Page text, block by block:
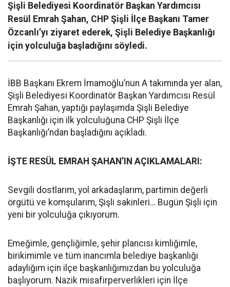
Şişli Belediyesi Koordinatör Başkan Yardımcısı
Resül Emrah Şahan, CHP Şişli İlçe Başkanı Tamer
Özcanlı’yı ziyaret ederek, Şişli Belediye Başkanlığı
için yolculuğa başladığını söyledi.
İBB Başkanı Ekrem İmamoğlu’nun A takımında yer alan,
Şişli Belediyesi Koordinatör Başkan Yardımcısı Resül
Emrah Şahan, yaptığı paylaşımda Şişli Belediye
Başkanlığı için ilk yolculuğuna CHP Şişli İlçe
Başkanlığı’ndan başladığını açıkladı.
İŞTE RESÜL EMRAH ŞAHAN’IN AÇIKLAMALARI:
Sevgili dostlarım, yol arkadaşlarım, partimin değerli
örgütü ve komşularım, Şişli sakinleri… Bugün Şişli için
yeni bir yolculuğa çıkıyorum.
Emeğimle, gençliğimle, şehir plancısı kimliğimle,
birikimimle ve tüm inancımla belediye başkanlığı
adaylığım için ilçe başkanlığımızdan bu yolculuğa
başlıyorum. Nazik misafirperverlikleri için İlçe